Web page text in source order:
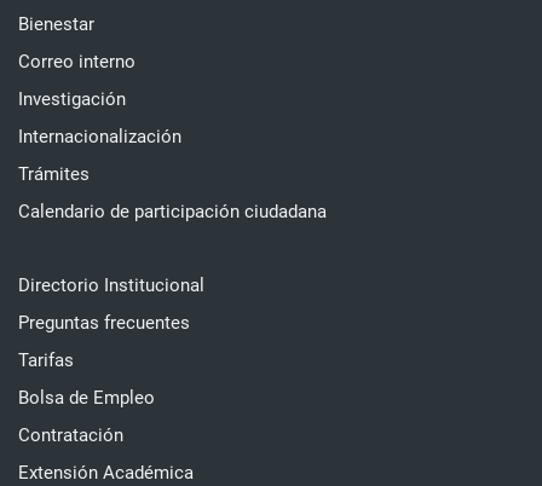
Bienestar
Correo interno
Investigación
Internacionalización
Trámites
Calendario de participación ciudadana
Directorio Institucional
Preguntas frecuentes
Tarifas
Bolsa de Empleo
Contratación
Extensión Académica